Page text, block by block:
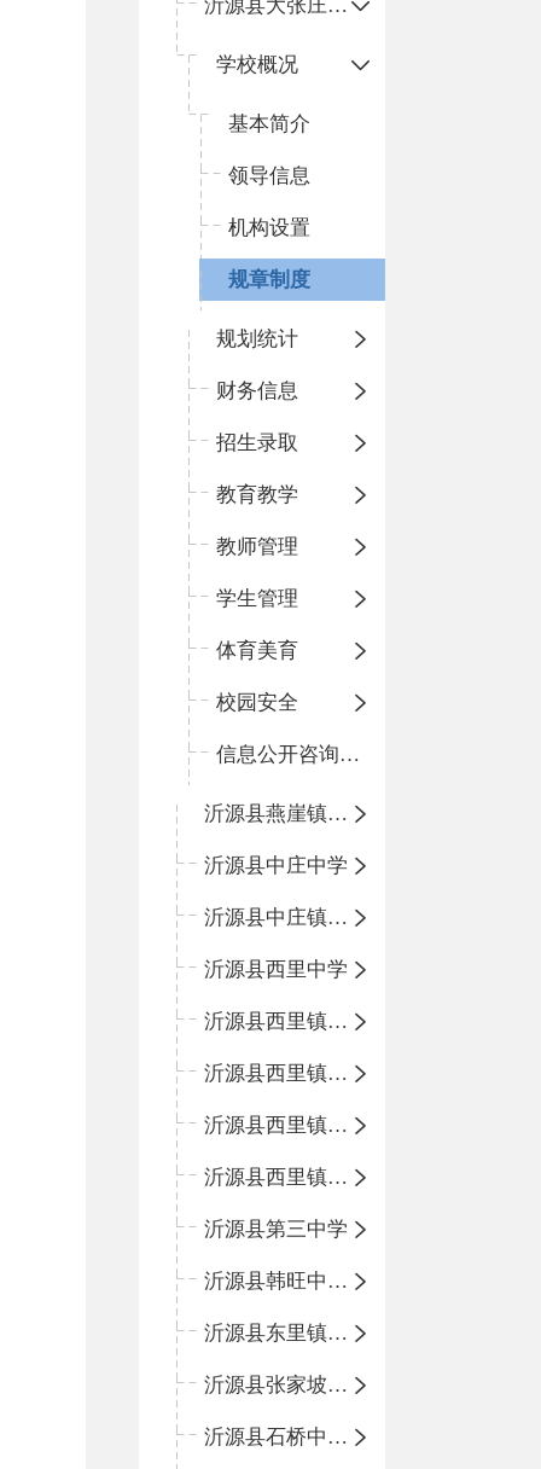
沂源县大张庄中心学校
学校概况
基本简介
领导信息
机构设置
规章制度
规划统计
财务信息
招生录取
教育教学
教师管理
学生管理
体育美育
校园安全
信息公开咨询指南
沂源县燕崖镇中心小学
沂源县中庄中学
沂源县中庄镇中心小学
沂源县西里中学
沂源县西里镇中心小学
沂源县西里镇柳枝峪回民小学
沂源县西里镇金星完全小学
沂源县西里镇团圆小学
沂源县第三中学
沂源县韩旺中心学校
沂源县东里镇中心小学
沂源县张家坡中心学校
沂源县石桥中心学校